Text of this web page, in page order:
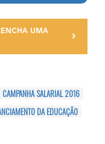
UMA
CAMPANHA SALARIAL 2016
DA EDUCAÇÃO